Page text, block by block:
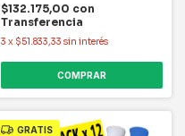
$132.175,00 con
Transferencia
3 x $51.833,33 sin interés
COMPRAR
GRATIS